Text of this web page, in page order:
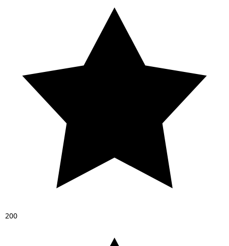
200